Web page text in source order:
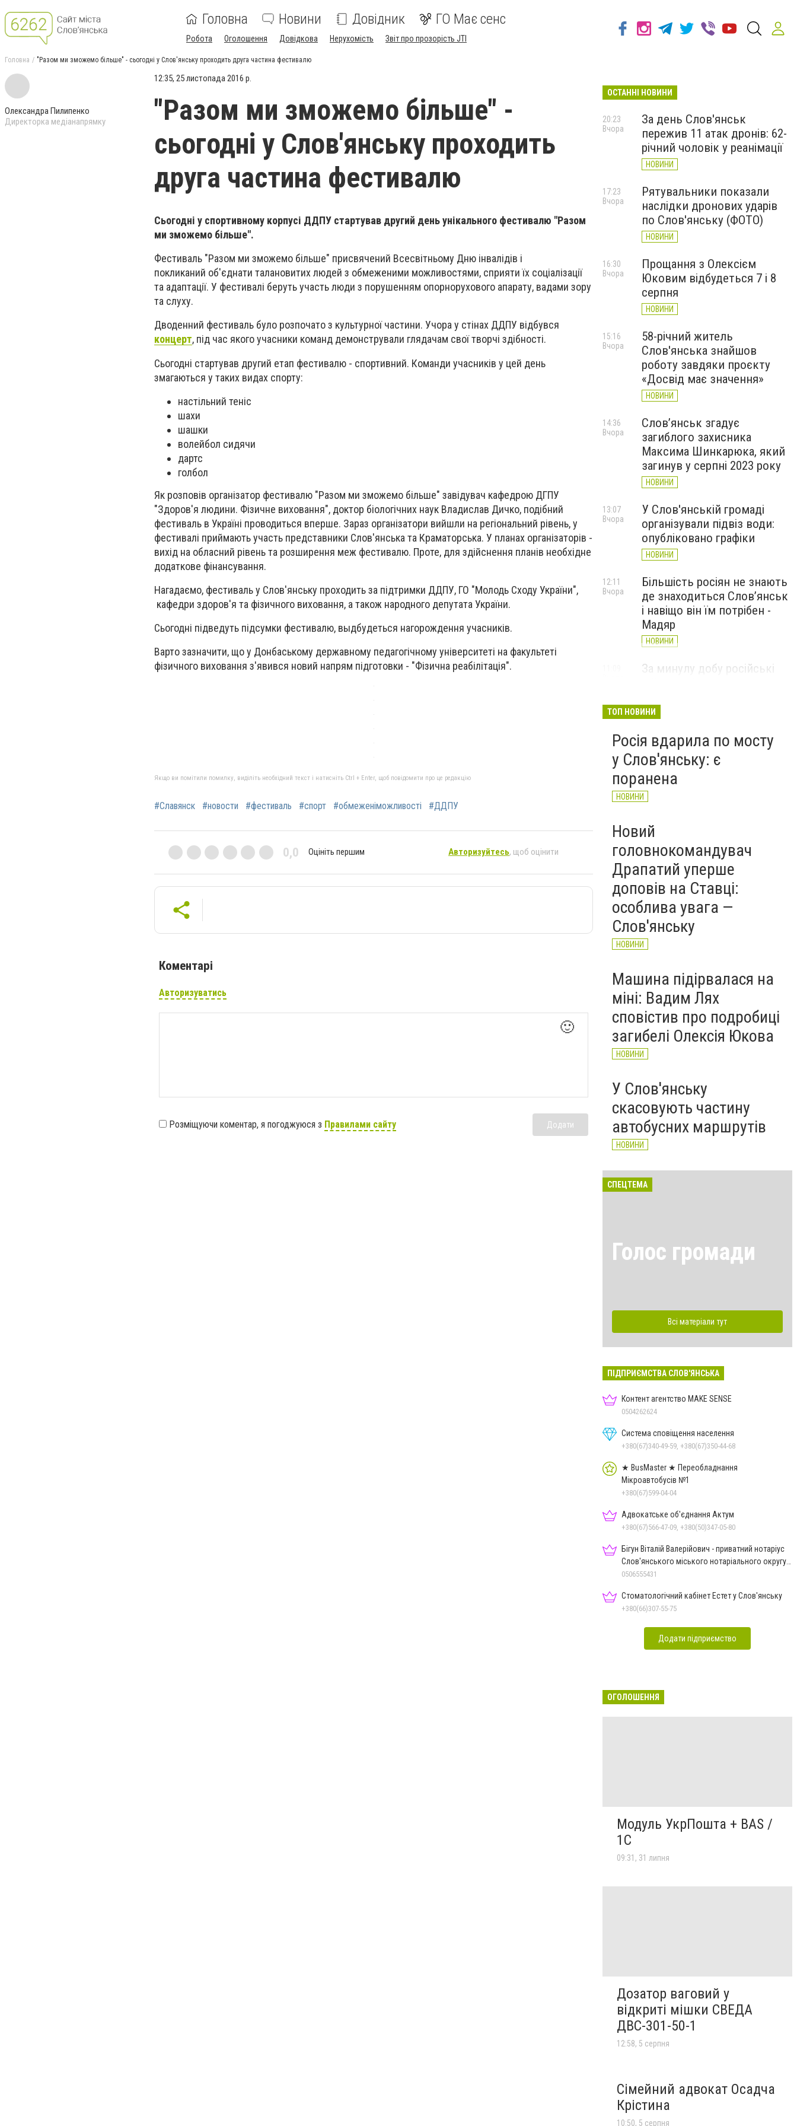
Головна Новини Довідник ГО Має сенс
Робота Оголошення Довідкова Нерухомість Звіт про прозорість JTI
Головна "Разом ми зможемо більше" - сьогодні у Слов'янську проходить друга частина фестивалю
Олександра Пилипенко
Директорка медіанапрямку
12:35, 25 листопада 2016 р.
"Разом ми зможемо більше" -
сьогодні у Слов'янську проходить
друга частина фестивалю
Сьогодні у спортивному корпусі ДДПУ стартував другий день унікального фестивалю "Разом
ми зможемо більше".
Фестиваль "Разом ми зможемо більше" присвячений Всесвітньому Дню інвалідів і
покликаний об'єднати талановитих людей з обмеженими можливостями, сприяти їх соціалізації
та адаптації. У фестивалі беруть участь люди з порушенням опорнорухового апарату, вадами зору
та слуху.
Дводенний фестиваль було розпочато з культурної частини. Учора у стінах ДДПУ відбувся
концерт, під час якого учасники команд демонстрували глядачам свої творчі здібності.
Сьогодні стартував другий етап фестивалю - спортивний. Команди учасників у цей день
змагаються у таких видах спорту:
настільний теніс
шахи
шашки
волейбол сидячи
дартс
голбол
Як розповів організатор фестивалю "Разом ми зможемо більше" завідувач кафедрою ДГПУ
"Здоров'я людини. Фізичне виховання", доктор біологічних наук Владислав Дичко, подібний
фестиваль в Україні проводиться вперше. Зараз організатори вийшли на регіональний рівень, у
фестивалі приймають участь представники Слов'янська та Краматорська. У планах організаторів -
вихід на обласний рівень та розширення меж фестивалю. Проте, для здійснення планів необхідне
додаткове фінансування.
Нагадаємо, фестиваль у Слов'янську проходить за підтримки ДДПУ, ГО "Молодь Сходу України",
кафедри здоров'я та фізичного виховання, а також народного депутата України.
Сьогодні підведуть підсумки фестивалю, выдбудеться нагорождення учасників.
Варто зазначити, що у Донбаському державному педагогічному університеті на факультеті
фізичного виховання з'явився новий напрям підготовки - "Фізична реабілітація".
Якщо ви помітили помилку, виділіть необхідний текст і натисніть Ctrl + Enter, щоб повідомити про це редакцію
#Славянск #новости #фестиваль #спорт #обмеженіможливості #ДДПУ
0,0 Оцініть першим Авторизуйтесь, щоб оцінити
Коментарі
Авторизуватись
🙂
Розміщуючи коментар, я погоджуюся з Правилами сайту Додати
ОСТАННІ НОВИНИ
За день Слов'янськ
пережив 11 атак дронів: 62-
річний чоловік у реанімації
НОВИНИ
20:23
Вчора
Рятувальники показали
наслідки дронових ударів
по Слов'янську (ФОТО)
НОВИНИ
17:23
Вчора
Прощання з Олексієм
Юковим відбудеться 7 і 8
серпня
НОВИНИ
16:30
Вчора
58-річний житель
Слов'янська знайшов
роботу завдяки проєкту
«Досвід має значення»
НОВИНИ
15:16
Вчора
Слов’янськ згадує
загиблого захисника
Максима Шинкарюка, який
загинув у серпні 2023 року
НОВИНИ
14:36
Вчора
У Слов'янській громаді
організували підвіз води:
опубліковано графіки
НОВИНИ
13:07
Вчора
Більшість росіян не знають
де знаходиться Слов’янськ
і навіщо він їм потрібен -
Мадяр
НОВИНИ
12:11
Вчора
За минулу добу російські
великої війни: 6 серпня
ТОП НОВИНИ
Росія вдарила по мосту
у Слов'янську: є
поранена
НОВИНИ
Новий
головнокомандувач
Драпатий уперше
доповів на Ставці:
особлива увага —
Слов'янську
НОВИНИ
Машина підірвалася на
міні: Вадим Лях
сповістив про подробиці
загибелі Олексія Юкова
НОВИНИ
У Слов'янську
скасовують частину
автобусних маршрутів
НОВИНИ
СПЕЦТЕМА
Голос громади
Всі матеріали тут
ПІДПРИЄМСТВА СЛОВ'ЯНСЬКА
Контент агентство MAKE SENSE
0504262624
Система сповіщення населення
+380(67)340-49-59, +380(67)350-44-68
★ BusMaster ★ Переобладнання
Мікроавтобусів №1
+380(67)599-04-04
Адвокатське об'єднання Актум
+380(67)566-47-09, +380(50)347-05-80
Бігун Віталій Валерійович - приватний нотаріус
Слов'янського міського нотаріального округу
Дон.обл.
0506555431
Стоматологічний кабінет Естет у Слов'янську
+380(66)307-55-75
Додати підприємство
ОГОЛОШЕННЯ
Модуль УкрПошта + BAS /
1C
09:31, 31 липня
Дозатор ваговий у
відкриті мішки СВЕДА
ДВС-301-50-1
12:58, 5 серпня
Сімейний адвокат Осадча
Крістина
10:50, 5 серпня